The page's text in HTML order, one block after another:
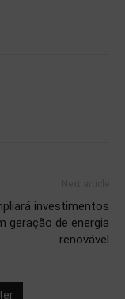
investimentos
geração de energia
renovável